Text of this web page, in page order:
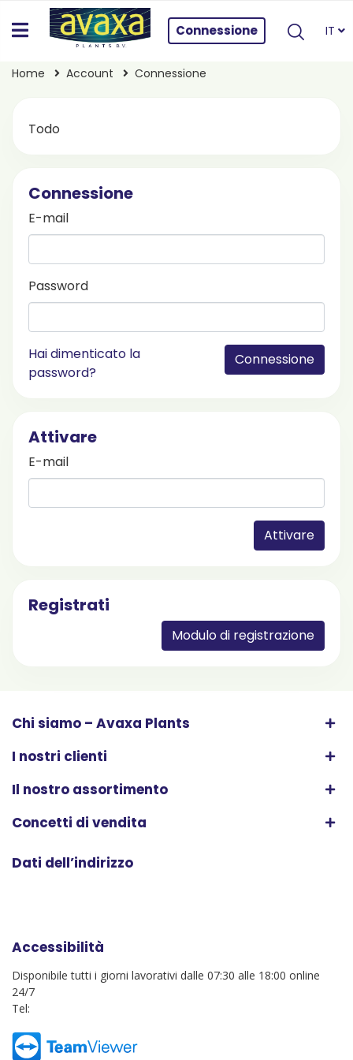
Connessione IT
Home Account Connessione
Todo
Connessione
E-mail
Password
Hai dimenticato la
password?
Connessione
Attivare
E-mail
Attivare
Registrati
Modulo di registrazione
Chi siamo – Avaxa Plants
I nostri clienti
Il nostro assortimento
Concetti di vendita
Dati dell’indirizzo
Accessibilità
Disponibile tutti i giorni lavorativi dalle 07:30 alle 18:00 online
24/7
Tel: